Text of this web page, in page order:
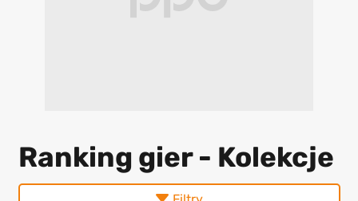
Ranking gier - Kolekcje